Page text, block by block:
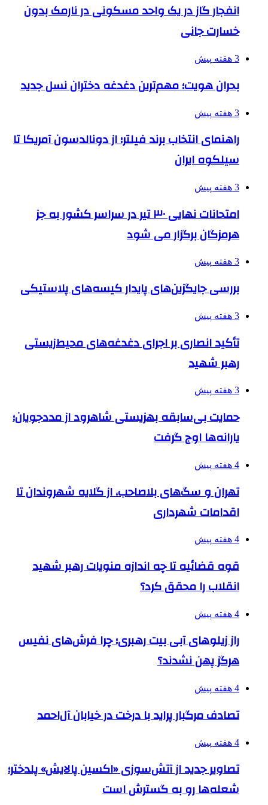
انفجار گاز در یک واحد مسکونی در نارمک بدون
خسارت جانی
3 هفته پیش
بحران هویت؛ مهم‌ترین دغدغه دختران نسل جدید
3 هفته پیش
راهنمای انتخاب برند فیلتر؛ از دونالدسون آمریکا تا
سیلکوه ایران
3 هفته پیش
امتحانات نهایی ۳۰ تیر در سراسر کشور به جز
هرمزگان برگزار می شود
3 هفته پیش
بررسی جایگزین‌های پایدار کیسه‌های پلاستیکی
3 هفته پیش
تأکید انصاری بر اجرای دغدغه‌های محیط‌زیستی
رهبر شهید
3 هفته پیش
حمایت بی‌سابقه بهزیستی شاهرود از مددجویان؛
یارانه‌ها اوج گرفت
4 هفته پیش
تهران و سگ‌های بلاصاحب، از گلایه شهروندان تا
اقدامات شهرداری
4 هفته پیش
قوه قضائیه تا چه اندازه منویات رهبر شهید
انقلاب را محقق کرد؟
4 هفته پیش
راز زیلوهای آبی بیت رهبری؛ چرا فرش‌های نفیس
هرگز پهن نشدند؟
4 هفته پیش
تصادف مرگبار پراید با درخت در خیابان آل‌احمد
4 هفته پیش
تصاویر جدید از آتش‌سوزی «اکسین پالایش» پلدختر؛
شعله‌ها رو به گسترش است